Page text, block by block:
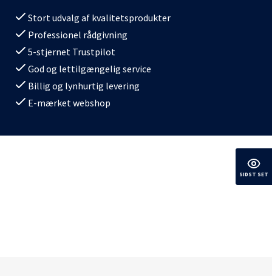
Stort udvalg af kvalitetsprodukter
Professionel rådgivning
5-stjernet Trustpilot
God og lettilgængelig service
Billig og lynhurtig levering
E-mærket webshop
SIDST SET